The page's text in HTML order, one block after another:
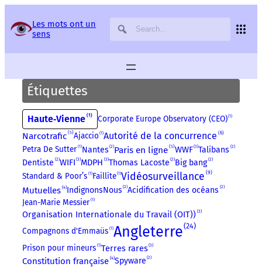
Les mots ont un
sens
Étiquettes
Haute‑Vienne 1 Corporate Europe Observatory (CEO) 1
Narcotrafic 5 Ajaccio 1 Autorité de la concurrence 6
Petra De Sutter 1 Nantes 2 Paris en ligne 5 WWF 3 Talibans 2
Dentiste 2 WIFI 3 MDPH 3 Thomas Lacoste 2 Big bang 2
Standard & Poor’s 1 Faillite 1 Vidéosurveillance 9
Mutuelles 4 IndignonsNous 2 Acidification des océans 2
Jean-Marie Messier 1
Organisation Internationale du Travail (OIT)) 3
Compagnons d'Emmaüs 1 Angleterre 24
Prison pour mineurs 1 Terres rares 3
Constitution française 4 Spyware 2
Panneau de gestion des services